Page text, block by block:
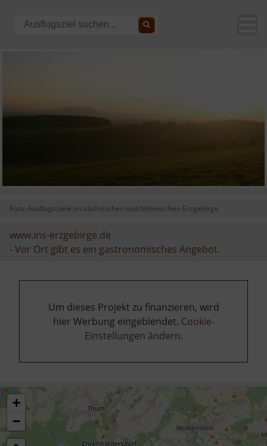
Foto: Ausflugsziele im sächsischen und böhmischen Erzgebirge
www.ins-erzgebirge.de
-Vor Ort gibt es ein gastronomisches Angebot.
Um dieses Projekt zu finanzieren, wird
hier Werbung eingeblendet. Cookie-
Einstellungen ändern.
+
−